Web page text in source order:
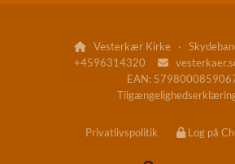
 Vesterkær Kirke ·
+4596314320 
EAN:
Privatlivspolitik Log på